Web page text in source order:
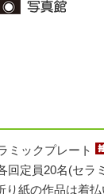
ミックプレート
回定員20名(セラ
紙の作品は着